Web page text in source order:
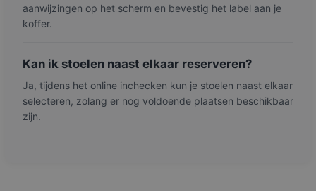
aanwijzingen op het scherm en bevestig het label aan je
koffer.
Kan ik stoelen naast elkaar reserveren?
Ja, tijdens het online inchecken kun je stoelen naast elkaar
selecteren, zolang er nog voldoende plaatsen beschikbaar
zijn.